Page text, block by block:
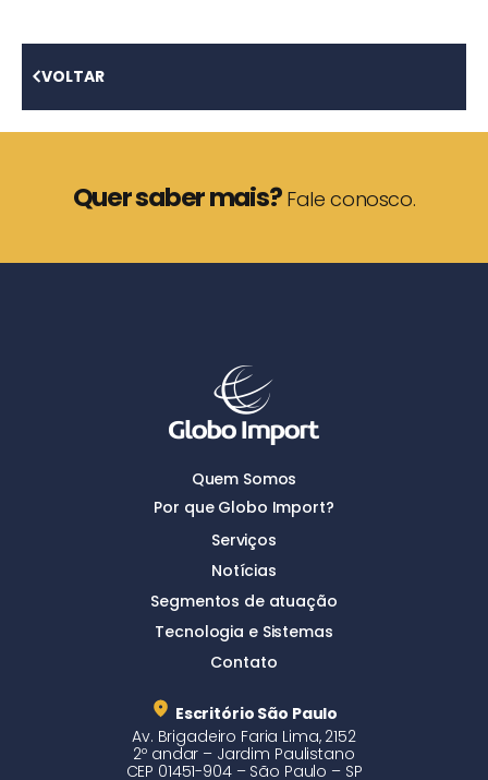
VOLTAR
Quer saber mais?Fale conosco.
Quem Somos
Por que Globo Import?
Serviços
Notícias
Segmentos de atuação
Tecnologia e Sistemas
Contato
Escritório São Paulo
Av. Brigadeiro Faria Lima, 2152
2º andar – Jardim Paulistano
CEP 01451-904 – São Paulo – SP